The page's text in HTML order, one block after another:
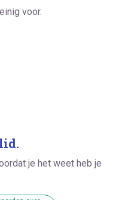
voor.
je het weet heb je